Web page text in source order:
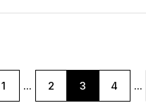
1 ... 2 3 4 ...